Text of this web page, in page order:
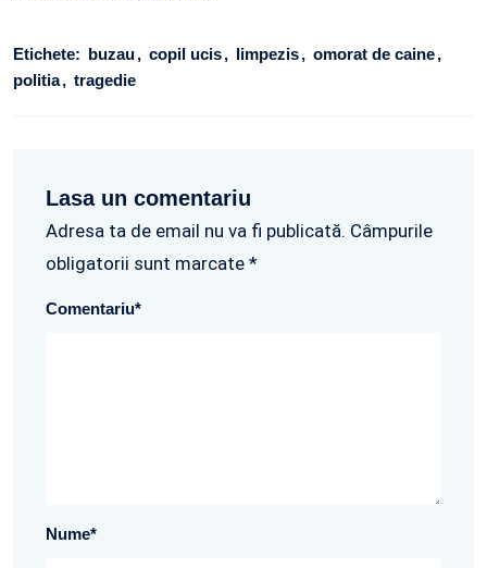
Etichete: buzau copil ucis limpezis omorat de caine
politia tragedie
Lasa un comentariu
Adresa ta de email nu va fi publicată. Câmpurile
obligatorii sunt marcate *
Comentariu*
Nume*